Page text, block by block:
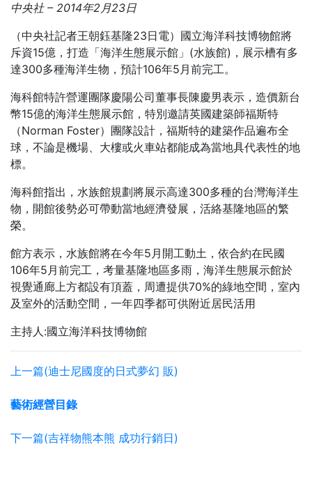
中央社 – 2014年2月23日
（中央社記者王朝鈺基隆23日電）國立海洋科技博物館將
斥資15億，打造「海洋生態展示館」(水族館)，展示槽有多
達300多種海洋生物，預計106年5月前完工。
海科館特許營運團隊慶陽公司董事長陳慶男表示，造價新台
幣15億的海洋生態展示館，特別邀請英國建築師福斯特
（Norman Foster）團隊設計，福斯特的建築作品遍布全
球，不論是機場、大樓或火車站都能成為當地具代表性的地
標。
海科館指出，水族館規劃將展示高達300多種的台灣海洋生
物，開館後勢必可帶動當地經濟發展，活絡基隆地區的繁
榮。
館方表示，水族館將在今年5月開工動土，依合約在民國
106年5月前完工，考量基隆地區多雨，海洋生態展示館於
視覺通廊上方都設有頂蓋，周遭提供70%的綠地空間，室內
及室外的活動空間，一年四季都可供附近居民活用
主持人:國立海洋科技博物館
上一篇(迪士尼國度的日式夢幻 販)
藝術經營目錄
下一篇(吉祥物熊本熊 成功行銷日)